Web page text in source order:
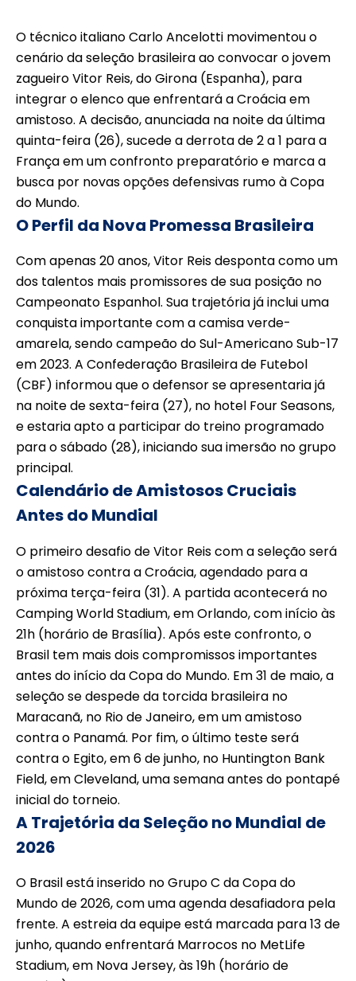
O técnico italiano Carlo Ancelotti movimentou o
cenário da seleção brasileira ao convocar o jovem
zagueiro Vitor Reis, do Girona (Espanha), para
integrar o elenco que enfrentará a Croácia em
amistoso. A decisão, anunciada na noite da última
quinta-feira (26), sucede a derrota de 2 a 1 para a
França em um confronto preparatório e marca a
busca por novas opções defensivas rumo à Copa
do Mundo.
O Perfil da Nova Promessa Brasileira
Com apenas 20 anos, Vitor Reis desponta como um
dos talentos mais promissores de sua posição no
Campeonato Espanhol. Sua trajetória já inclui uma
conquista importante com a camisa verde-
amarela, sendo campeão do Sul-Americano Sub-17
em 2023. A Confederação Brasileira de Futebol
(CBF) informou que o defensor se apresentaria já
na noite de sexta-feira (27), no hotel Four Seasons,
e estaria apto a participar do treino programado
para o sábado (28), iniciando sua imersão no grupo
principal.
Calendário de Amistosos Cruciais
Antes do Mundial
O primeiro desafio de Vitor Reis com a seleção será
o amistoso contra a Croácia, agendado para a
próxima terça-feira (31). A partida acontecerá no
Camping World Stadium, em Orlando, com início às
21h (horário de Brasília). Após este confronto, o
Brasil tem mais dois compromissos importantes
antes do início da Copa do Mundo. Em 31 de maio, a
seleção se despede da torcida brasileira no
Maracanã, no Rio de Janeiro, em um amistoso
contra o Panamá. Por fim, o último teste será
contra o Egito, em 6 de junho, no Huntington Bank
Field, em Cleveland, uma semana antes do pontapé
inicial do torneio.
A Trajetória da Seleção no Mundial de
2026
O Brasil está inserido no Grupo C da Copa do
Mundo de 2026, com uma agenda desafiadora pela
frente. A estreia da equipe está marcada para 13 de
junho, quando enfrentará Marrocos no MetLife
Stadium, em Nova Jersey, às 19h (horário de